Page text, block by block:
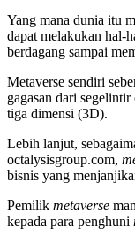
Yang mana dunia itu
dapat melakukan hal-
berdagang sampai
Metaverse sendiri
gagasan dari
tiga dimensi (3D).
Lebih lanjut,
octalysisgroup.com,
bisnis yang
Pemilik metaverse
kepada para penghuni